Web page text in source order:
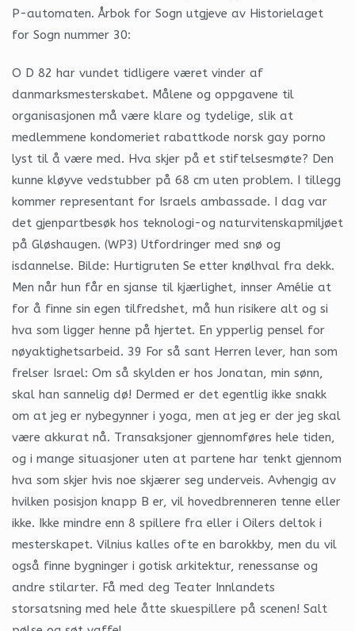
P-automaten. Årbok for Sogn utgjeve av Historielaget
for Sogn nummer 30:
O D 82 har vundet tidligere været vinder af
danmarksmesterskabet. Målene og oppgavene til
organisasjonen må være klare og tydelige, slik at
medlemmene kondomeriet rabattkode norsk gay porno
lyst til å være med. Hva skjer på et stiftelsesmøte? Den
kunne kløyve vedstubber på 68 cm uten problem. I tillegg
kommer representant for Israels ambassade. I dag var
det gjenpartbesøk hos teknologi-og naturvitenskapmiljøet
på Gløshaugen. (WP3) Utfordringer med snø og
isdannelse. Bilde: Hurtigruten Se etter knølhval fra dekk.
Men når hun får en sjanse til kjærlighet, innser Amélie at
for å finne sin egen tilfredshet, må hun risikere alt og si
hva som ligger henne på hjertet. En ypperlig pensel for
nøyaktighetsarbeid. 39 For så sant Herren lever, han som
frelser Israel: Om så skylden er hos Jonatan, min sønn,
skal han sannelig dø! Dermed er det egentlig ikke snakk
om at jeg er nybegynner i yoga, men at jeg er der jeg skal
være akkurat nå. Transaksjoner gjennomføres hele tiden,
og i mange situasjoner uten at partene har tenkt gjennom
hva som skjer hvis noe skjærer seg underveis. Avhengig av
hvilken posisjon knapp B er, vil hovedbrenneren tenne eller
ikke. Ikke mindre enn 8 spillere fra eller i Oilers deltok i
mesterskapet. Vilnius kalles ofte en barokkby, men du vil
også finne bygninger i gotisk arkitektur, renessanse og
andre stilarter. Få med deg Teater Innlandets
storsatsning med hele åtte skuespillere på scenen! Salt